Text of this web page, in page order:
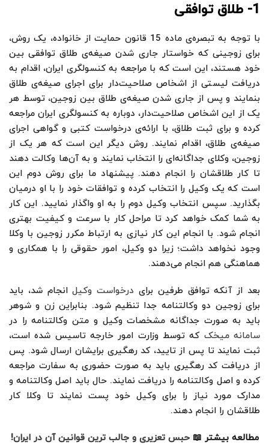
1- طلاق توافقی
با توجه به تبصره‌ی ماده‌ 15 قانون حمایت از خانواده، یک روش،
برای زوجینی که خواستار جاری شدن صیغه‌ی طلاق توافقی بین
خود هستند، این است که با مراجعه به کنسولگری ایران، اقدام به
دریافت لیستی از اشخاص صلاحیت‌دار برای اجرای صیغه‌ی طلاق
بنمایند و پس از جاری شدن صیغه‌ی طلاق بین زوجین، توسط هر
یک از این اشخاص صلاحیت‌دار، دوباره به کنسولگری ایران مراجعه
کرده و برای ثبت طلاق، با ارائه‌ی درخواست کتبی و گواهی اجرای
صیغه‌ی طلاق، اقدام نمایند. روش دیگر این است که هر یک از
زوجین، وکلای جداگانه‌ای را انتخاب نمایند و به آن‌ها وکالت دهند
تا کار طلاقشان را انجام دهند. پیشنهاد ما برای روش دوم این
است که یک وکیل را انتخاب کرده و توافقات خود را با او درمیان
بگذارید. سپس انتخاب وکیل دوم را به او واگذار نمایید. این کار
به شما کمک خواهد کرد تا مراحل کار با سرعت و کیفیت بهتری
انجام شود. با انجام این کار نیازی به ارتباط مکرر زوجین با وکلا
وجود نخواهد داشت؛ زیرا دو وکیل، امور حقوقی را با همکاری و
هماهنگی هم انجام می‌دهند.
بعد از آنکه توافق طرفین برای درخواست وکیلانجام شد، باید
برای زوجین دو وکالتنامه جدا تنظیم شود. بنابراین زن و شوهر
باید به صورت جداگانه مشخصات وکیل و متن وکالتنامه را در
سامانه میخک که توسط وزارت امور خارجه تاسیس شده است،
ثبت نمایند تا پس از تایید، کد رهگیری برایشان ارسال شود. پس
از دریافت کد رهگیری باید به صورت حضوری به سفارت مراجعه
کرده و اصل وکالتنامه را دریافت نمایند. حال باید اصل وکالتنامه و
مدارک مورد نیاز را برای وکیل خود پست نمایند تا وکلا کار
طلاقشان را انجام دهند.
مطالعه بیشتر 📖حبس تعزیری و جالب ترین قوانین آن در ایران!